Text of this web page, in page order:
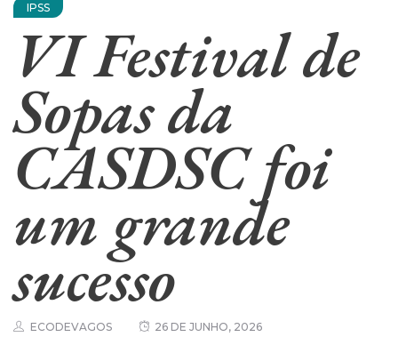
IPSS
VI Festival de
Sopas da
CASDSC foi
um grande
sucesso
ECODEVAGOS 26 DE JUNHO, 2026